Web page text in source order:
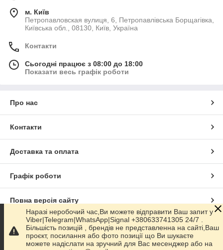
м. Київ
Петропавловская вулиця, 6, Петропавлівська Борщагівка,
Київська обл., 08130, Київ, Україна
Контакти
Сьогодні працює з 08:00 до 18:00
Показати весь графік роботи
Про нас
Контакти
Доставка та оплата
Графік роботи
Повна версія сайту
Сайт створено на маркетплейсіProm.ua
Наразі неробочий час,Ви можете відправити Ваш запит у
Viber|Telegram|WhatsApp|Signal +380633741305 24/7 .
Більшість позицій , брендів не представленна на сайті,Ваш
проєкт, посилання або фото позиції що Ви шукаєте
можете надіслати на зручний для Вас месенджер або на